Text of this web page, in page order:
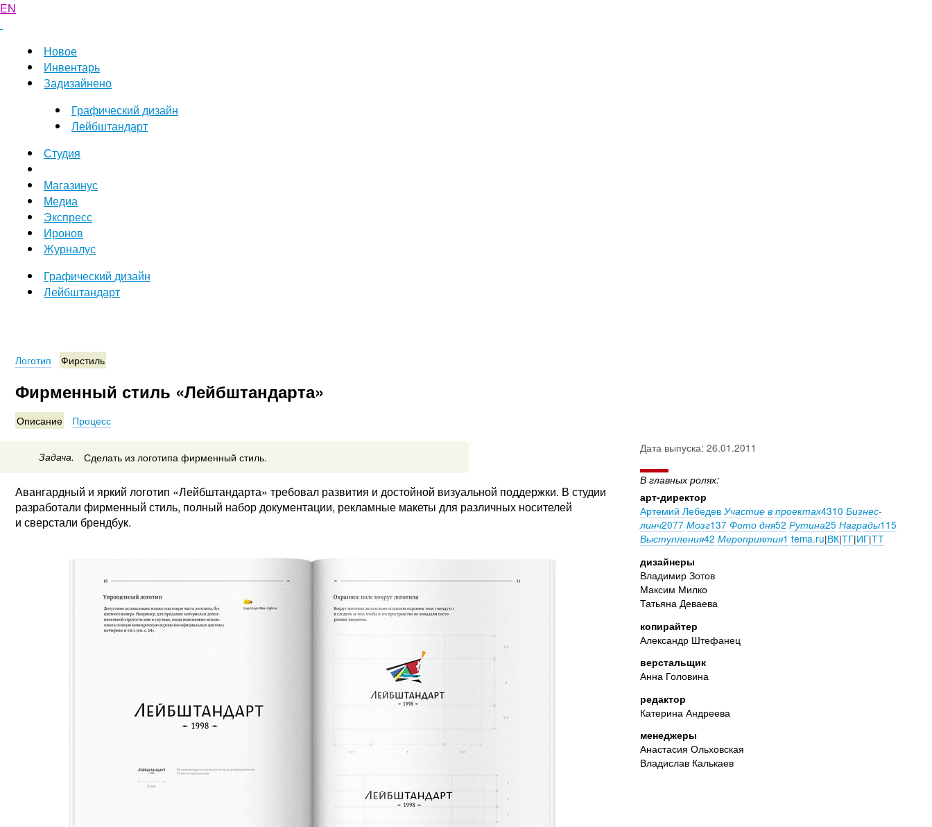
EN
Новое
Инвентарь
Задизайнено
Графический дизайн
Лейбштандарт
Студия
Магазинус
Медиа
Экспресс
Иронов
Журналус
Графический дизайн
Лейбштандарт
Логотип Фирстиль
Фирменный стиль «Лейбштандарта»
Описание Процесс
Задача. Сделать из логотипа фирменный стиль.
Авангардный и яркий логотип «Лейбштандарта» требовал развития и достойной визуальной поддержки. В студии
разработали фирменный стиль, полный набор документации, рекламные макеты для различных носителей
и сверстали брендбук.
Дата выпуска: 26.01.2011
В главных ролях:
арт-директор
Артемий Лебедев Участие в проектах4310 Бизнес-
линч2077 Мозг137 Фото дня52 Рутина25 Награды115
Выступления42 Мероприятия1 tema.ru|ВК|ТГ|ИГ|ТТ
дизайнеры
Владимир Зотов
Максим Милко
Татьяна Деваева
копирайтер
Александр Штефанец
верстальщик
Анна Головина
редактор
Катерина Андреева
менеджеры
Анастасия Ольховская
Владислав Калькаев